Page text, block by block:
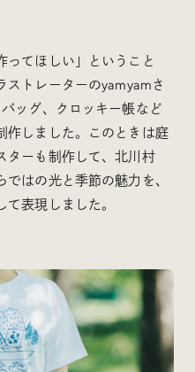
ってほしい」ということ
ストレーターのyamyamさ
ッグ、クロッキー帳など
作しました。このときは庭
ターも制作して、北川村
ではの光と季節の魅力を、
表現しました。